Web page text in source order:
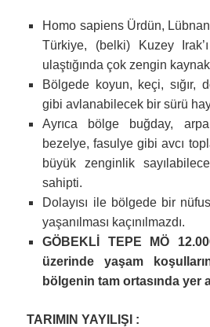
Homo sapiens Ürdün,
Türkiye, (belki) Kuzey
ulaştığında çok zengin
Bölgede koyun, keçi, sığır,
gibi avlanabilecek bir sürü
Ayrıca bölge buğday,
bezelye, fasulye gibi avcı
büyük zenginlik
sahipti.
Dolayısı ile bölgede bir
yaşanılması kaçınılmazdı.
GÖBEKLİ TEPE MÖ
üzerinde yaşam
bölgenin tam ortasında yer
TARIMIN YAYILIŞI :